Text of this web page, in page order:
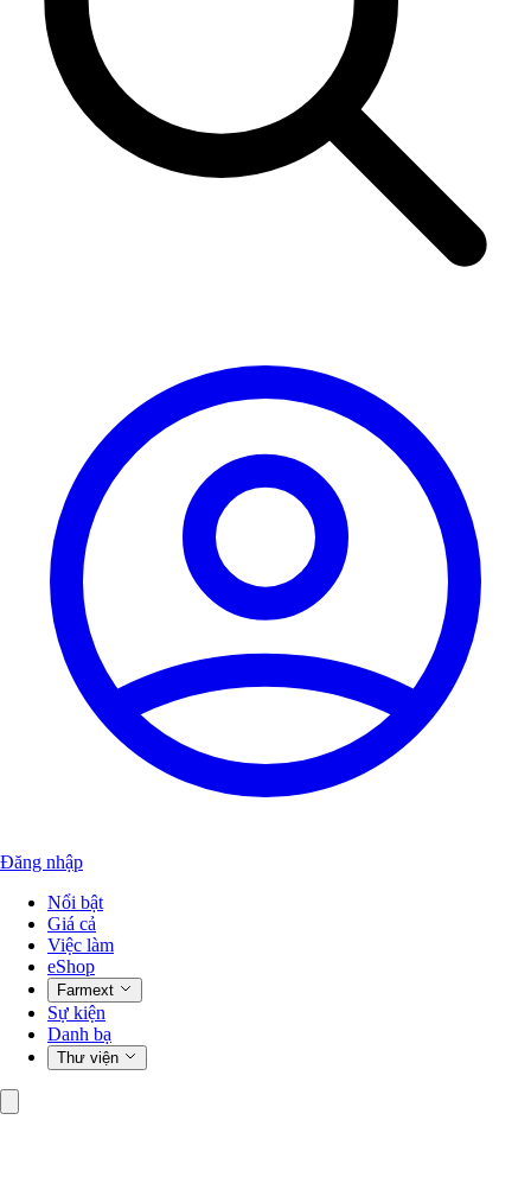
Đăng nhập
Nổi bật
Giá cả
Việc làm
eShop
Farmext
Sự kiện
Danh bạ
Thư viện